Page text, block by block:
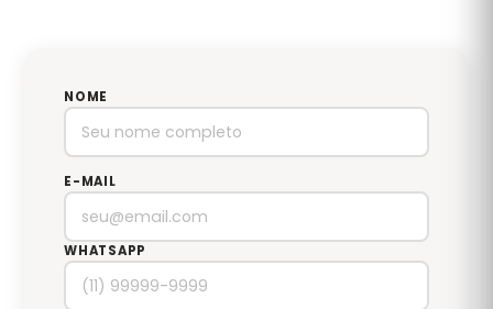
NOME
E-MAIL
WHATSAPP